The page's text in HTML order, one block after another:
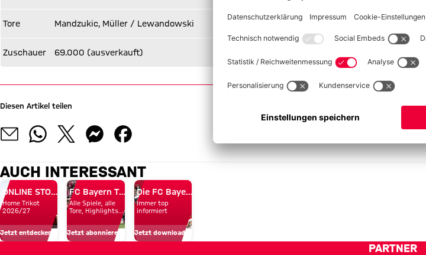
Tore Mandzukic, Müller / Lewandowski
Zuschauer 69.000 (ausverkauft)
Diesen Artikel teilen
AUCH INTERESSANT
ONLINE STORE
Home Trikot
2026/27
Jetzt entdecken
FC Bayern TV PLUS
Alle Spiele, alle
Tore, Highlights
Jetzt abonnieren!
Die FC Bayern Apps
Immer top
informiert
Jetzt downloaden!
PARTNER